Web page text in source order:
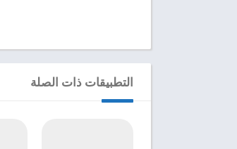
التطبيقات ذات الصلة